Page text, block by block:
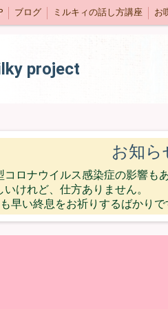
ブログ ミルキィの話し方講座 お
project
お知ら
コロナウイルス感染症の影響も
いけれど、仕方ありません。
早い終息をお祈りするばかりで